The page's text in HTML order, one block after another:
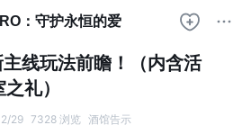
：守护永恒的爱
线玩法前瞻！（内含活
礼）
29 7328 浏览 酒馆告示